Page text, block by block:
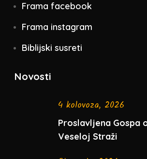
Frama facebook
Frama instagram
Biblijski susreti
Novosti
4 kolovoza, 2026
Proslavljena Gospa
Veseloj Straži